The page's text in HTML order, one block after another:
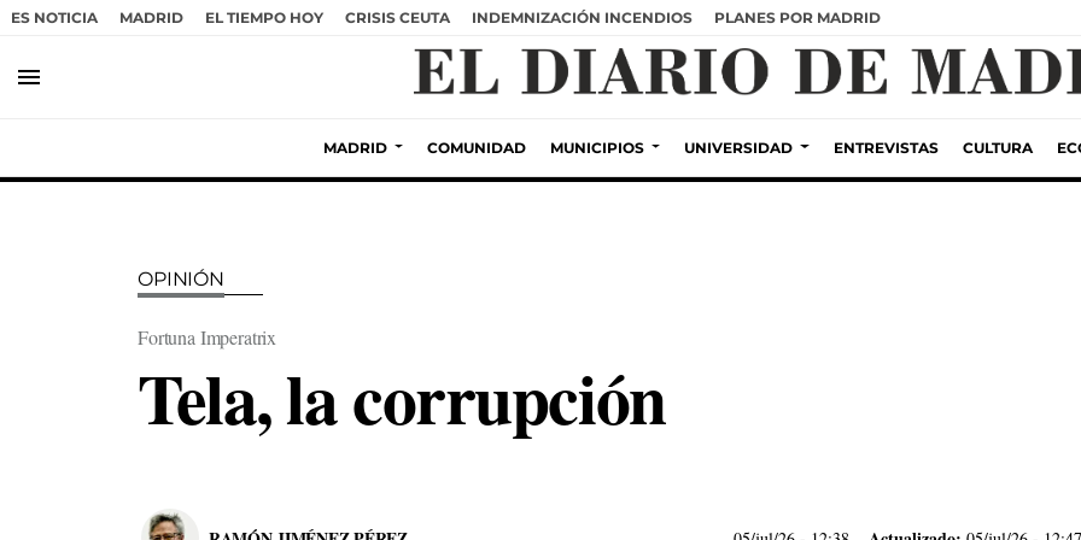
ES NOTICIA MADRID EL TIEMPO HOY CRISIS CEUTA INDEMNIZACIÓN INCENDIOS PLANES POR MADRID
menu
MADRID COMUNIDAD MUNICIPIOS UNIVERSIDAD ENTREVISTAS CULTURA
OPINIÓN
Fortuna Imperatrix
Tela, la corrupción